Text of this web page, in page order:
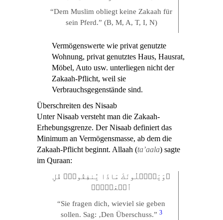
“Dem Muslim obliegt keine Zakaah für
sein Pferd.” (B, M, A, T, I, N)
Vermögenswerte wie privat genutzte
Wohnung, privat genutztes Haus, Hausrat,
Möbel, Auto usw. unterliegen nicht der
Zakaah-Pflicht, weil sie
Verbrauchsgegenstände sind.
Überschreiten des Nisaab
Unter Nisaab versteht man die Zakaah-
Erhebungsgrenze. Der Nisaab definiert das
Minimum an Vermögensmasse, ab dem die
Zakaah-Pflicht beginnt. Allaah (ta’aala) sagte
im Quraan:
وَيَسۡ‍َٔلُونَكَ مَاذَا يُنفِقُونَۖ قُلِ
ٱلۡعَفۡوَۗ
“Sie fragen dich, wieviel sie geben
sollen. Sag: ‚Den Überschuss.” 3